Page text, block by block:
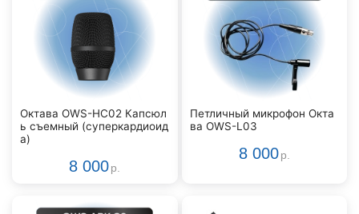
Октава OWS-HC02 Капсюл
ь съемный (суперкардиоид
а)
8 000 р.
Петличный микрофон Окта
ва OWS-L03
8 000 р.